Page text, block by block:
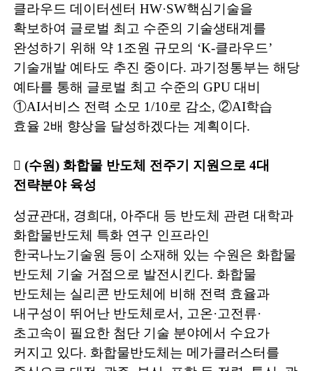
클라우드 데이터센터 HW·SW핵심기술을
확보하여 글로벌 최고 수준의 기술생태계를
완성하기 위해 약 1 조원 규모의 ‘K-클라우드’
기술개발 예타도 추진 중이다. 과기정통부는 해당
예타를 통해 글로벌 최고 수준의 GPU 대비
①AI서비스 전력 소모 1/10로 감소, ②AI학습
효율 2배 향상을 달성하겠다는 계획이다.
󰊲 (수원) 화합물 반도체 전주기 지원으로 4대
전략분야 육성
성균관대 , 경희대 , 아주대 등 반도체 관련 대학과
화합물반도체 특화 연구 인프라인
한국나노기술원 등이 소재해 있는 수원은 화합물
반도체 기술 거점으로 발전시킨다. 화합물
반도체는 실리콘 반도체에 비해 전력 효율과
내구성이 뛰어난 반도체로서 , 고온·고전류·
초고속이 필요한 첨단 기술 분야에서 수요가
커지고 있다. 화합물반도체는 메가클러스터를